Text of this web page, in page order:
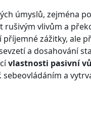
úmyslů, zejména
rušivým vlivům a
příjemné zážitky, ale
a dosahování
vlastnosti pasivní
sebeovládáním a